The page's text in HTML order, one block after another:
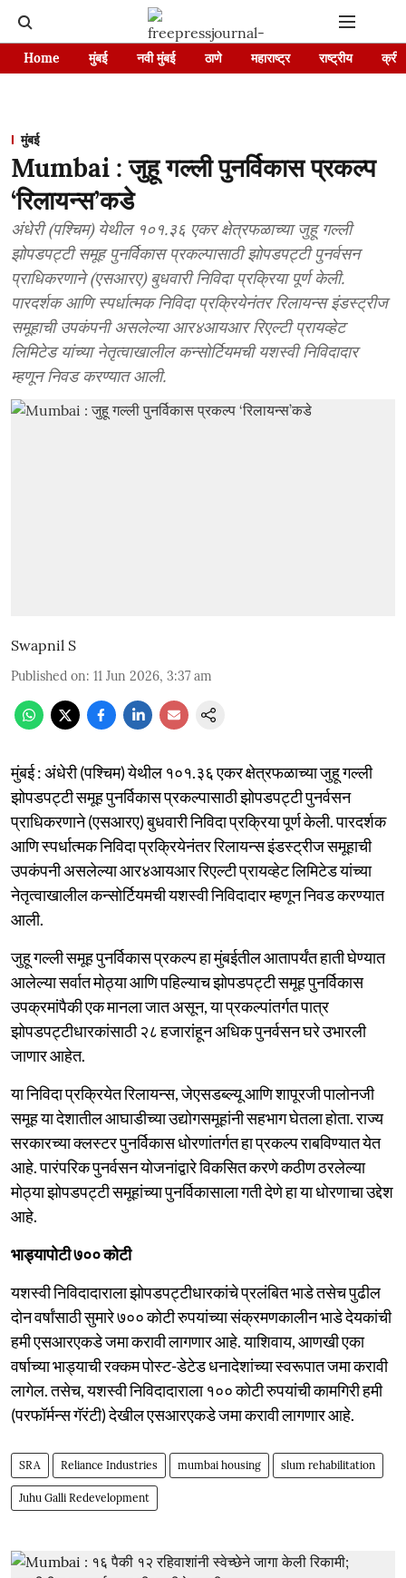
Home मुंबई नवी मुंबई ठाणे महाराष्ट्र राष्ट्रीय
मुंबई
Mumbai : जुहू गल्ली पुनर्विकास प्रकल्प
‘रिलायन्स’कडे
अंधेरी (पश्चिम) येथील १०१.३६ एकर क्षेत्रफळाच्या जुहू गल्ली
झोपडपट्टी समूह पुनर्विकास प्रकल्पासाठी झोपडपट्टी पुनर्वसन
प्राधिकरणाने (एसआरए) बुधवारी निविदा प्रक्रिया पूर्ण केली.
पारदर्शक आणि स्पर्धात्मक निविदा प्रक्रियेनंतर रिलायन्स इंडस्ट्रीज
समूहाची उपकंपनी असलेल्या आर४आयआर रिएल्टी प्रायव्हेट
लिमिटेड यांच्या नेतृत्वाखालील कन्सोर्टियमची यशस्वी निविदादार
म्हणून निवड करण्यात आली.
Swapnil S
Published on: 11 Jun 2026, 3:37 am
मुंबई : अंधेरी (पश्चिम) येथील १०१.३६ एकर क्षेत्रफळाच्या जुहू गल्ली
झोपडपट्टी समूह पुनर्विकास प्रकल्पासाठी झोपडपट्टी पुनर्वसन
प्राधिकरणाने (एसआरए) बुधवारी निविदा प्रक्रिया पूर्ण केली. पारदर्शक
आणि स्पर्धात्मक निविदा प्रक्रियेनंतर रिलायन्स इंडस्ट्रीज समूहाची
उपकंपनी असलेल्या आर४आयआर रिएल्टी प्रायव्हेट लिमिटेड यांच्या
नेतृत्वाखालील कन्सोर्टियमची यशस्वी निविदादार म्हणून निवड करण्यात
आली.
जुहू गल्ली समूह पुनर्विकास प्रकल्प हा मुंबईतील आतापर्यंत हाती घेण्यात
आलेल्या सर्वात मोठ्या आणि पहिल्याच झोपडपट्टी समूह पुनर्विकास
उपक्रमांपैकी एक मानला जात असून, या प्रकल्पांतर्गत पात्र
झोपडपट्टीधारकांसाठी २८ हजारांहून अधिक पुनर्वसन घरे उभारली
जाणार आहेत.
या निविदा प्रक्रियेत रिलायन्स, जेएसडब्ल्यू आणि शापूरजी पालोनजी
समूह या देशातील आघाडीच्या उद्योगसमूहांनी सहभाग घेतला होता. राज्य
सरकारच्या क्लस्टर पुनर्विकास धोरणांतर्गत हा प्रकल्प राबविण्यात येत
आहे. पारंपरिक पुनर्वसन योजनांद्वारे विकसित करणे कठीण ठरलेल्या
मोठ्या झोपडपट्टी समूहांच्या पुनर्विकासाला गती देणे हा या धोरणाचा उद्देश
आहे.
भाड्यापोटी ७०० कोटी
यशस्वी निविदादाराला झोपडपट्टीधारकांचे प्रलंबित भाडे तसेच पुढील
दोन वर्षांसाठी सुमारे ७०० कोटी रुपयांच्या संक्रमणकालीन भाडे देयकांची
हमी एसआरएकडे जमा करावी लागणार आहे. याशिवाय, आणखी एका
वर्षाच्या भाड्याची रक्कम पोस्ट-डेटेड धनादेशांच्या स्वरूपात जमा करावी
लागेल. तसेच, यशस्वी निविदादाराला १०० कोटी रुपयांची कामगिरी हमी
(परफॉर्मन्स गॅरंटी) देखील एसआरएकडे जमा करावी लागणार आहे.
SRA Reliance Industries mumbai housing slum rehabilitation
Juhu Galli Redevelopment